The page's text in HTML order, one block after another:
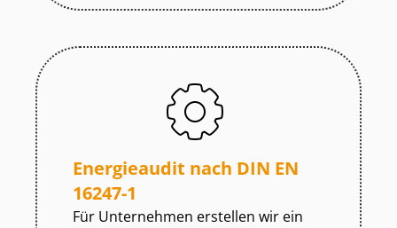
Energieaudit nach DIN EN
16247-1
Für Unternehmen erstellen wir ein